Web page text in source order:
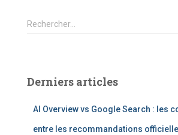
R
e
r
Rechercher…
Derniers articles
AI Overview vs Google Search : les
entre les recommandations